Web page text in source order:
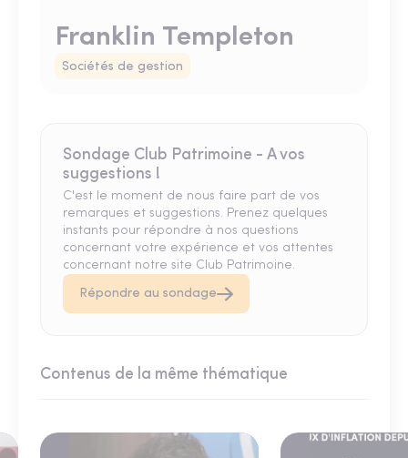
Franklin Templeton
Sociétés de gestion
Sondage Club Patrimoine - A vos
suggestions !
C'est le moment de nous faire part de vos
remarques et suggestions. Prenez quelques
instants pour répondre à nos questions
concernant votre expérience et vos attentes
concernant notre site Club Patrimoine.
Répondre au sondage
Contenus de la même thématique